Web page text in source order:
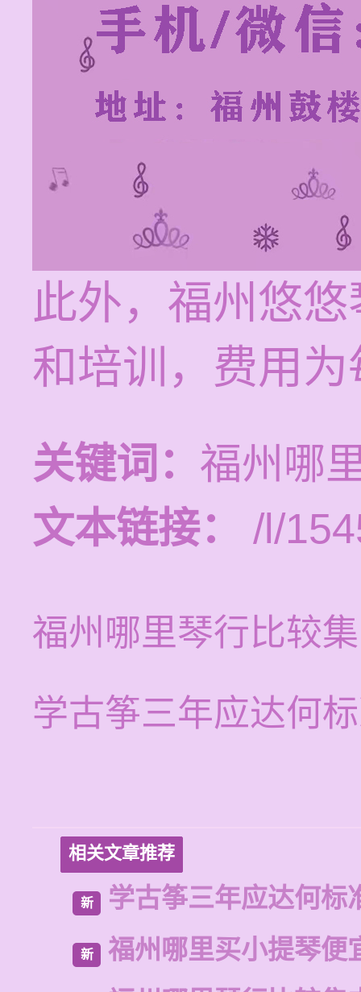
此外，福州悠
和培训，费用
关键词： 福州哪
文本链接：
/l/
福州哪里琴行比较
学古筝三年应达何
相关文章推荐
新 学古筝三年应达何标
新
福州哪里买小提琴便